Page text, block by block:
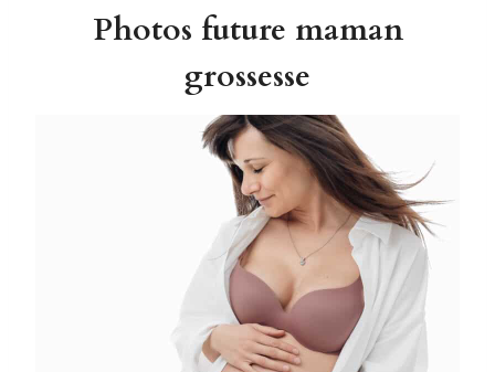
Photos future maman
grossesse